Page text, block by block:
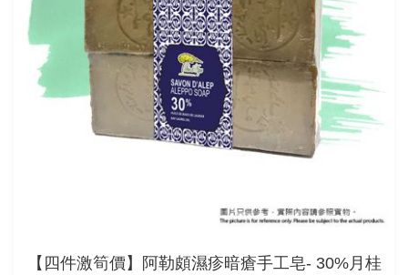
【四件激筍價】阿勒頗濕疹暗瘡手工皂- 30%月桂